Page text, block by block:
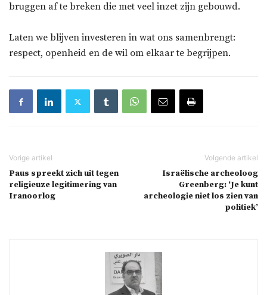
bruggen af te breken die met veel inzet zijn gebouwd.
Laten we blijven investeren in wat ons samenbrengt:
respect, openheid en de wil om elkaar te begrijpen.
Paus spreekt zich uit tegen
religieuze legitimering van
Iranoorlog
Israëlische archeoloog
Greenberg: ‘Je kunt
archeologie niet los zien van
politiek’